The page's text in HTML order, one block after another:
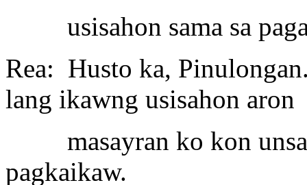
usisahon sama sa
Rea: Husto ka,
lang ikawng usisahon aron
masayran ko kon unsa
pagkaikaw.